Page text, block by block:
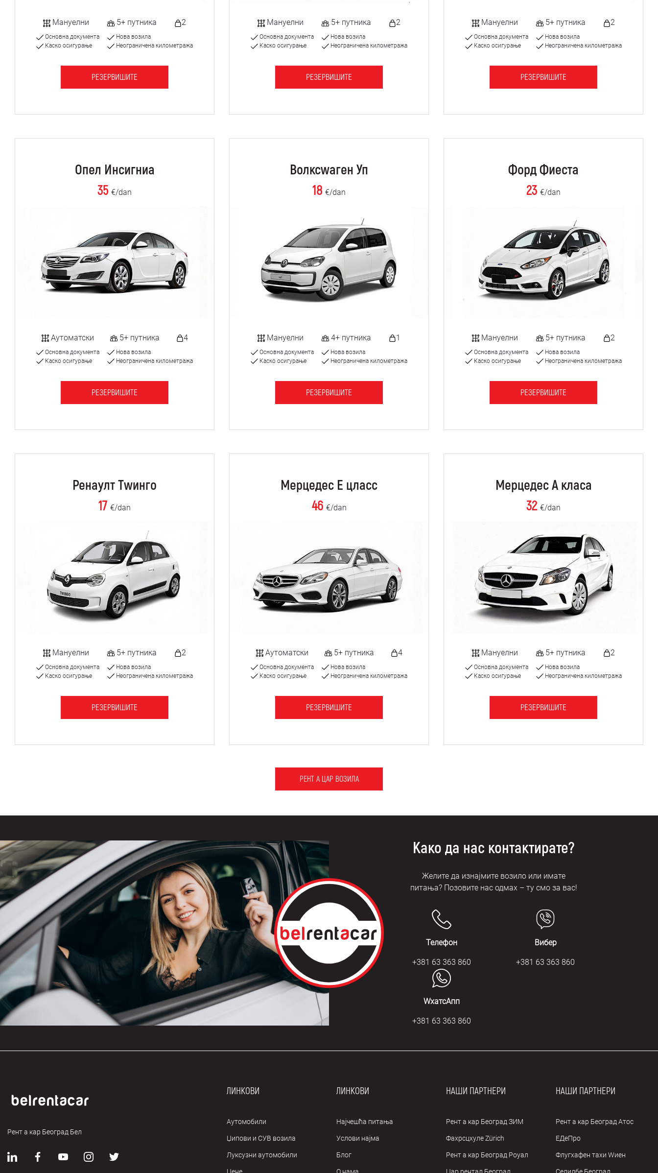
Мануелни 5+ путника 2
Основна документа
Каско осигурање
Нова возила
Неограничена километража
РЕЗЕРВИШИТЕ
Мануелни 5+ путника 2
Основна документа
Каско осигурање
Нова возила
Неограничена километража
РЕЗЕРВИШИТЕ
Мануелни 5+ путника 2
Основна документа
Каско осигурање
Нова возила
Неограничена километража
РЕЗЕРВИШИТЕ
Опел Инсигниа
35 €/dan
Аутоматски 5+ путника 4
Основна документа
Каско осигурање
Нова возила
Неограничена километража
РЕЗЕРВИШИТЕ
Волксwаген Уп
18 €/dan
Мануелни 4+ путника 1
Основна документа
Каско осигурање
Нова возила
Неограничена километража
РЕЗЕРВИШИТЕ
Форд Фиеста
23 €/dan
Мануелни 5+ путника 2
Основна документа
Каско осигурање
Нова возила
Неограничена километража
РЕЗЕРВИШИТЕ
Ренаулт Тwинго
17 €/dan
Мануелни 5+ путника 2
Основна документа
Каско осигурање
Нова возила
Неограничена километража
РЕЗЕРВИШИТЕ
Мерцедес Е цласс
46 €/dan
Аутоматски 5+ путника 4
Основна документа
Каско осигурање
Нова возила
Неограничена километража
РЕЗЕРВИШИТЕ
Мерцедес А класа
32 €/dan
Мануелни 5+ путника 2
Основна документа
Каско осигурање
Нова возила
Неограничена километража
РЕЗЕРВИШИТЕ
РЕНТ А ЦАР ВОЗИЛА
Како да нас контактирате?
Желите да изнајмите возило или имате
питања? Позовите нас одмах – ту смо за вас!
Телефон
+381 63 363 860
Вибер
+381 63 363 860
WхатсАпп
+381 63 363 860
Рент а кар Београд Бел
ЛИНКОВИ
Аутомобили
Џипови и СУВ возила
Луксузни аутомобили
ЛИНКОВИ
Најчешћа питања
Услови најма
Блог
НАШИ ПАРТНЕРИ
Рент а кар Београд ЗИМ
Фахрсцхуле Zürich
Рент а кар Београд Роyал
НАШИ ПАРТНЕРИ
Рент а кар Београд Атос
ЕДеПро
Флугхафен таxи Wиен